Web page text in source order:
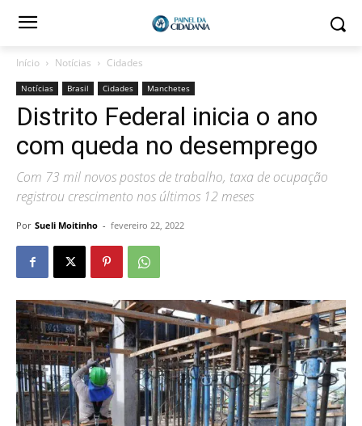
Início Notícias Cidades
Notícias Brasil Cidades Manchetes
Distrito Federal inicia o ano
com queda no desemprego
Com 73 mil novos postos de trabalho, taxa de ocupação
registrou crescimento nos últimos 12 meses
Por Sueli Moitinho - fevereiro 22, 2022